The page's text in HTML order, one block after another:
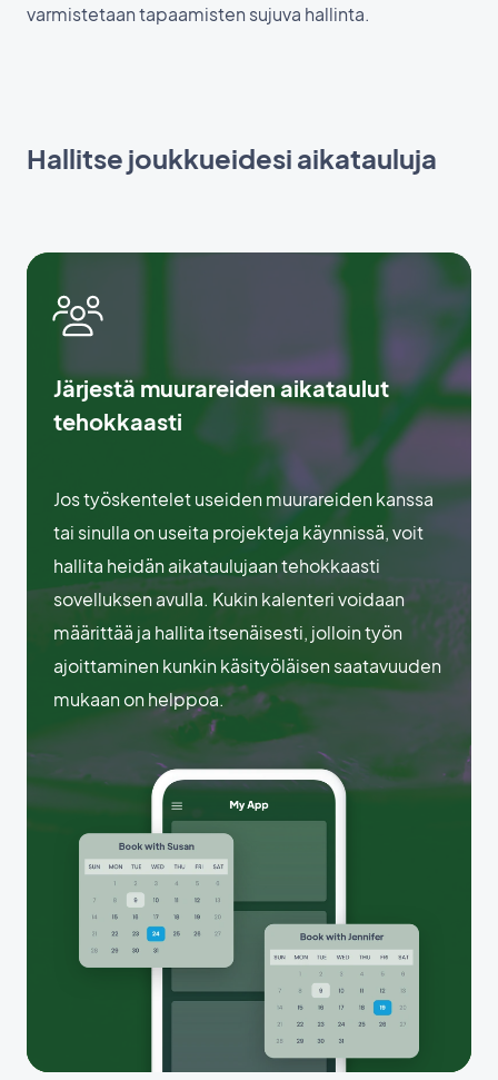
varmistetaan tapaamisten sujuva hallinta.
Hallitse joukkueidesi aikatauluja
Järjestä muurareiden aikataulut
tehokkaasti
Jos työskentelet useiden muurareiden kanssa
tai sinulla on useita projekteja käynnissä, voit
hallita heidän aikataulujaan tehokkaasti
sovelluksen avulla. Kukin kalenteri voidaan
määrittää ja hallita itsenäisesti, jolloin työn
ajoittaminen kunkin käsityöläisen saatavuuden
mukaan on helppoa.